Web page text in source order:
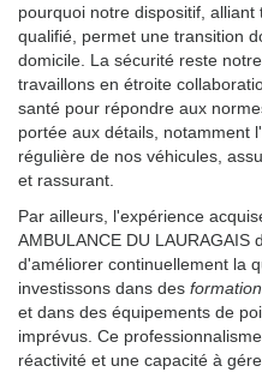
pourquoi notre dispositif,
qualifié, permet une transition
domicile. La sécurité reste
travaillons en étroite
santé pour répondre aux
portée aux détails, notamment
régulière de nos véhicules,
et rassurant.
Par ailleurs, l'expérience
AMBULANCE DU LAURAGAIS
d'améliorer continuellement la
investissons dans des
et dans des équipements de
imprévus. Ce
réactivité et une capacité à